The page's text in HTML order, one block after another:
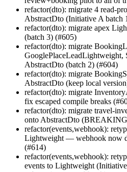
refactor(dto): migrate 4 read-
AbstractDto (Initiative A batch
refactor(dto): migrate apex
(batch 3) (#605)
refactor(dto): migrate
AbstractDto (batch 2) (#604)
refactor(dto): migrate
AbstractDto (keep local
refactor(dto): migrate
fix escaped compile breaks
refactor(dto): migrate travel-
onto AbstractDto
refactor(events,webhook):
Lightweight — webhook now
(#614)
refactor(events,webhook):
events to Lightweight